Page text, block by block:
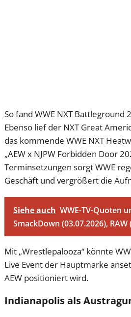
So fand WWE NXT
Ebenso lief der NXT Great
das kommende WWE NXT
„AEW x NJPW Forbidden Door
Terminsetzungen sorgt WWE
Geschäft und vergrößert die
Siehe auch WWE-TV-Quoten
SmackDown (03.07.2026),
Mit „Wrestlepalooza“ könnte
Live Event der Hauptmarke
AEW positioniert wird.
Indianapolis als